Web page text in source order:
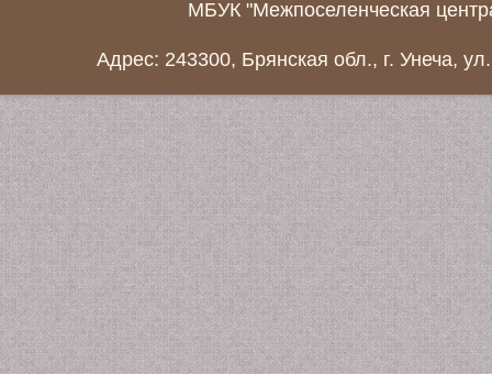
МБУК "Межпоселенческая
Адрес: 243300, Брянская обл., г. Унеча,